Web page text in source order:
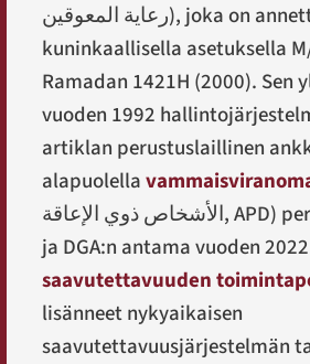
رعاية المعوقين), joka on
kuninkaallisella asetuksella
Ramadan 1421H (2000). Sen
vuoden 1992
artiklan perustuslaillinen
alapuolella
الأشخاص ذوي الإعاقة, APD)
ja DGA:n antama vuoden 2022
saavutettavuuden
lisänneet nykyaikaisen
saavutettavuusjärjestelmän